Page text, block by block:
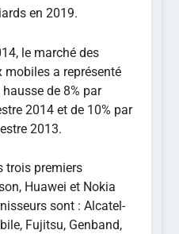
en 2019.
le marché des
mobiles a représenté
de 8% par
2014 et de 10% par
2013.
trois premiers
Huawei et Nokia
sont : Alcatel-
Fujitsu, Genband,